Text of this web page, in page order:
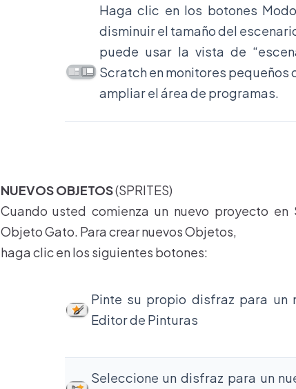
Haga clic en los botones
disminuir el tamaño del
puede usar la vista de
Scratch en monitores pequeños
ampliar el área de programas.
NUEVOS OBJETOS(SPRITES)
Cuando usted comienza un nuevo proyecto
Objeto Gato. Para crear nuevos Objetos,
haga clic en los siguientes botones:
Pinte su propio disfraz para un
Editor de Pinturas
Seleccione un disfraz para un